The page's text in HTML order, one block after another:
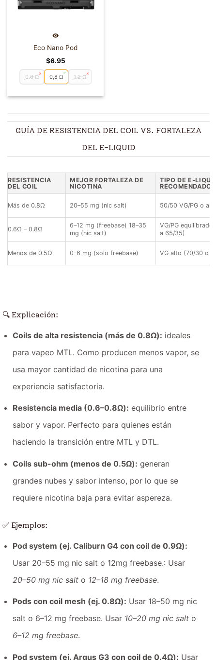
Eco Nano Pod
$6.95
0.6 Ω 0,8 Ω 1.2 Ω
GUÍA DE RESISTENCIA DEL COIL VS. FORTALEZA
DEL E-LIQUID
RESISTENCIA
DEL COIL
MEJOR FORTALEZA DE
NICOTINA
TIPO DE E-
RECOMENDADO
Más de 0.8Ω 20–55 mg (nic salt) 50/50 VG/PG o
0.6Ω – 0.8Ω
6–12 mg (freebase) 18–35
mg (nic salt)
VG/PG equilibrado
a 65/35)
Menos de 0.5Ω 0–6 mg (solo freebase) VG alto (70/30 o
🔍 Explicación:
Coils de alta resistencia (más de 0.8Ω): ideales
para vapeo MTL. Como producen menos vapor, se
usa mayor cantidad de nicotina para una
experiencia satisfactoria.
Resistencia media (0.6–0.8Ω): equilibrio entre
sabor y vapor. Perfecto para quienes están
haciendo la transición entre MTL y DTL.
Coils sub-ohm (menos de 0.5Ω): generan
grandes nubes y sabor intenso, por lo que se
requiere nicotina baja para evitar aspereza.
✅ Ejemplos:
Pod system (ej. Caliburn G4 con coil de 0.9Ω):
Usar 20–55 mg nic salt o 12mg freebase.: Usar
20–50 mg nic salto 12–18 mg freebase.
Pods con coil mesh (ej. 0.8Ω): Usar 18–50 mg nic
salt o 6–12 mg freebase. Usar 10–20 mg nic salto
6–12 mg freebase.
Pod system (ej. Argus G3 con coil de 0.4Ω): Usar